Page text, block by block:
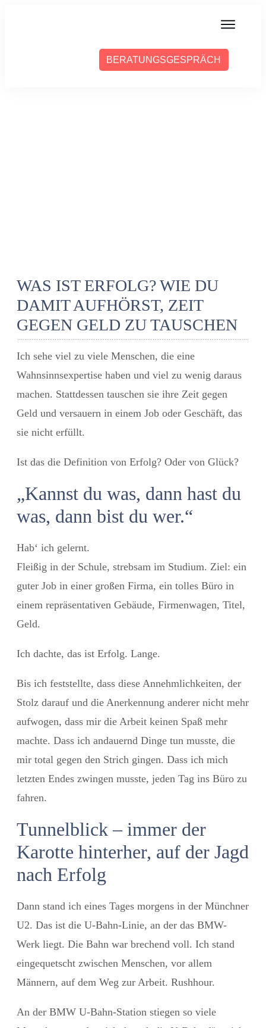
BERATUNGSGESPRÄCH
WAS IST ERFOLG? WIE DU
DAMIT AUFHÖRST, ZEIT
GEGEN GELD ZU TAUSCHEN
Ich sehe viel zu viele Menschen, die eine
Wahnsinnsexpertise haben und viel zu wenig daraus
machen. Stattdessen tauschen sie ihre Zeit gegen
Geld und versauern in einem Job oder Geschäft, das
sie nicht erfüllt.
Ist das die Definition von Erfolg? Oder von Glück?
„Kannst du was, dann hast du
was, dann bist du wer.“
Hab‘ ich gelernt.
Fleißig in der Schule, strebsam im Studium. Ziel: ein
guter Job in einer großen Firma, ein tolles Büro in
einem repräsentativen Gebäude, Firmenwagen, Titel,
Geld.
Ich dachte, das ist Erfolg. Lange.
Bis ich feststellte, dass diese Annehmlichkeiten, der
Stolz darauf und die Anerkennung anderer nicht mehr
aufwogen, dass mir die Arbeit keinen Spaß mehr
machte. Dass ich andauernd Dinge tun musste, die
mir total gegen den Strich gingen. Dass ich mich
letzten Endes zwingen musste, jeden Tag ins Büro zu
fahren.
Tunnelblick – immer der
Karotte hinterher, auf der Jagd
nach Erfolg
Dann stand ich eines Tages morgens in der Münchner
U2. Das ist die U-Bahn-Linie, an der das BMW-
Werk liegt. Die Bahn war brechend voll. Ich stand
eingequetscht zwischen Menschen, vor allem
Männern, auf dem Weg zur Arbeit. Rushhour.
An der BMW U-Bahn-Station stiegen so viele